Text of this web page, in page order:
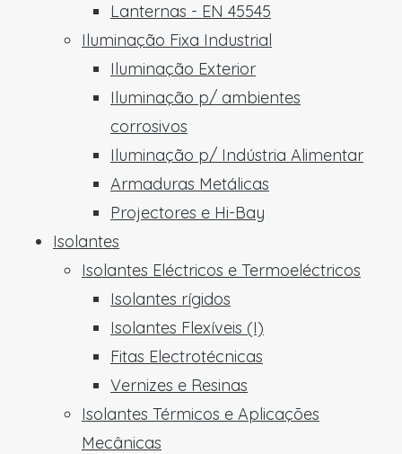
Lanternas - EN 45545
Iluminação Fixa Industrial
Iluminação Exterior
Iluminação p/ ambientes
corrosivos
Iluminação p/ Indústria Alimentar
Armaduras Metálicas
Projectores e Hi-Bay
Isolantes
Isolantes Eléctricos e Termoeléctricos
Isolantes rígidos
Isolantes Flexíveis (I)
Fitas Electrotécnicas
Vernizes e Resinas
Isolantes Térmicos e Aplicações
Mecânicas